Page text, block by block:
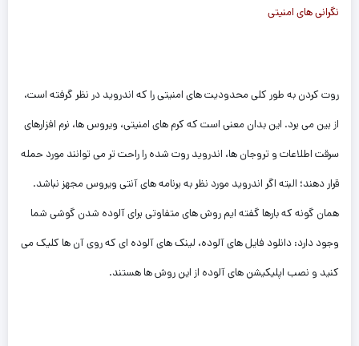
نگرانی های امنیتی
روت کردن به طور کلی محدودیت های امنیتی را که اندروید در نظر گرفته است،
از بین می برد. این بدان معنی است که کرم های امنیتی، ویروس ها، نرم افزارهای
سرقت اطلاعات و تروجان ها، اندروید روت شده را راحت تر می توانند مورد حمله
قرار دهند؛ البته اگر اندروید مورد نظر به برنامه های آنتی ویروس مجهز نباشد.
همان گونه که بارها گفته ایم روش های متفاوتی برای آلوده شدن گوشی شما
وجود دارد: دانلود فایل های آلوده، لینک های آلوده ای که روی آن ها کلیک می
کنید و نصب اپلیکیشن های آلوده از این روش ها هستند.